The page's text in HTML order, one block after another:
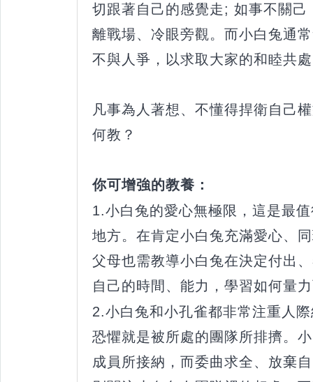
切跟著自己的感覺走; 如事不關己
離戰場、冷眼旁觀。而小白兔通
不與人爭，以求取大家的和睦共
凡事為人著想、不懂得捍衛自己
何教？
你可增強的教養：
1.小白兔的愛心無極限，這是最
地方。在肯定小白兔充滿愛心、
父母也需教導小白兔在決定付出
自己的時間、能力，學習如何量
2.小白兔和小孔雀都非常注重人
恐懼就是被所處的團隊所排擠。
成員所接納，而委曲求全、放棄